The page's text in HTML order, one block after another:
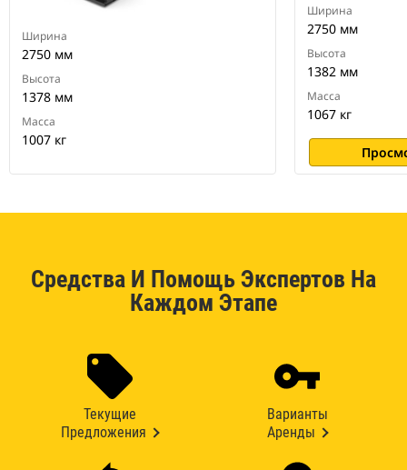
Ширина
2750 мм
Высота
1378 мм
Масса
1007 кг
Ширина
2750 мм
Высота
1382 мм
Масса
1067 кг
Средства И Помощь Экспертов На
Каждом Этапе
Текущие
Предложения
Варианты
Аренды